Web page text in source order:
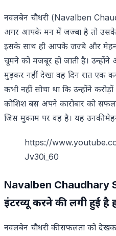
नवलबेन चौधरी (Navalben
अगर आपके मन में जज्बा है तो उसके
इसके साथ ही आपके जज्बे और
चूमने को मजबूर हो जाती है।
मुड़कर नहीं देखा वह दिन रात एक
कभी नहीं सोचा था कि उन्होंने
कोशिश बस अपने कारोबार को
जिस मुकाम पर वह है। यह उनकी
https://
Jv30i_60
Navalben Chaudhary
इंटरव्यू करने की लगी हुई है
नवलबेन चौधरी की सफलता को